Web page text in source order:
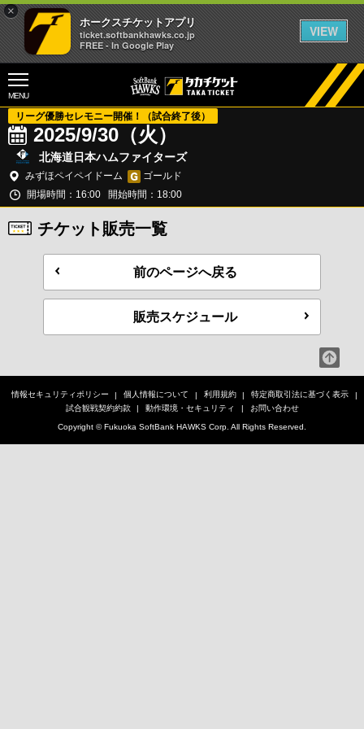
×
ホークスチケットアプリ
ticket.softbankhawks.co.jp
FREE - In Google Play
VIEW
MENU
リーグ優勝セレモニー開催！（試合終了後）
2025/9/30（火）
北海道日本ハムファイターズ
みずほペイペイドーム
ゴールド
開場時間：16:00
開始時間：18:00
チケット販売一覧
前のページへ戻る
販売スケジュール
情報セキュリティポリシー 個人情報について 利用規約
特定商取引法に基づく表示
試合観戦契約約款
動作環境・セキュリティ お問い合わせ
Copyright © Fukuoka SoftBank HAWKS Corp. All Rights Reserved.